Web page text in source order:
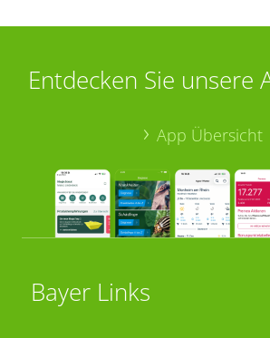
Entdecken Sie unsere
App Übersicht
Bayer Links